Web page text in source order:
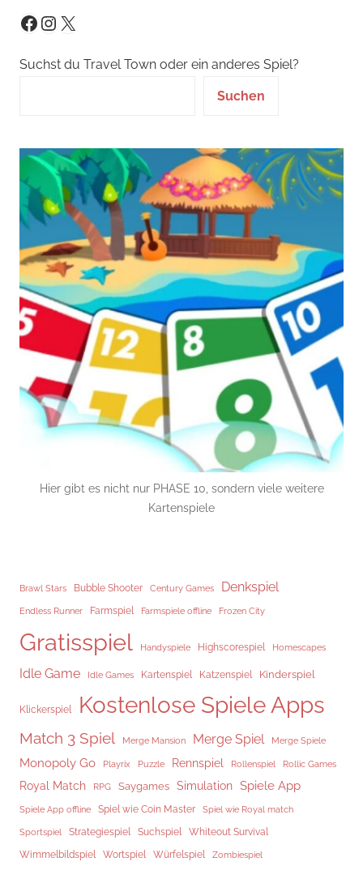
Facebook
Instagram
X
Suchst du Travel Town oder ein anderes Spiel?
Suchen
Hier gibt es nicht nur PHASE 10, sondern viele weitere
Kartenspiele
Brawl Stars Bubble Shooter Century Games Denkspiel
Endless Runner Farmspiel Farmspiele offline Frozen City
Gratisspiel Handyspiele Highscorespiel Homescapes
Idle Game Idle Games Kartenspiel Katzenspiel Kinderspiel
Klickerspiel Kostenlose Spiele Apps
Match 3 Spiel Merge Mansion Merge Spiel Merge Spiele
Monopoly Go Playrix Puzzle Rennspiel Rollenspiel Rollic Games
Royal Match RPG Saygames Simulation Spiele App
Spiele App offline Spiel wie Coin Master Spiel wie Royal match
Sportspiel Strategiespiel Suchspiel
Whiteout Survival
Wimmelbildspiel
Wortspiel Würfelspiel Zombiespiel